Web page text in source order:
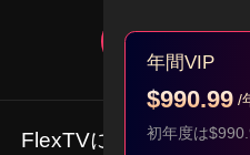
年間VIP
$990.99 /
初年度は
FlexTVについて